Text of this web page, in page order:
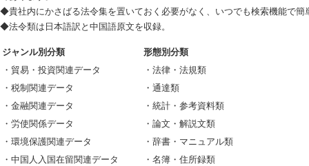
◆貴社内にかさばる法令集を置いておく必要がなく、いつでも検索機能で簡
◆法令類は日本語訳と中国語原文を収録。
ジャンル別分類
形態別分類
・貿易・投資関連データ
・法律・法規類
・税制関連データ
・通達類
・金融関連データ
・統計・参考資料類
・労使関係データ
・論文・解説文類
・環境保護関連データ
・辞書・マニュアル類
・中国人入国在留関連データ
・名簿・住所録類